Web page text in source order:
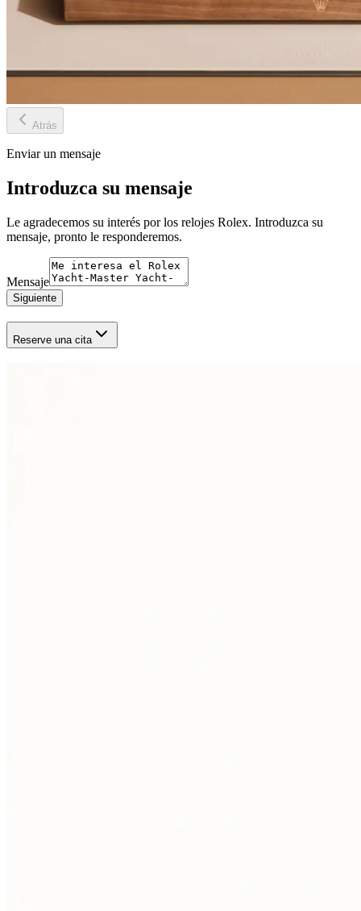
Atrás
Enviar un mensaje
Introduzca su mensaje
Le agradecemos su interés por los relojes Rolex. Introduzca su
mensaje, pronto le responderemos.
Mensaje
Siguiente
Reserve una cita